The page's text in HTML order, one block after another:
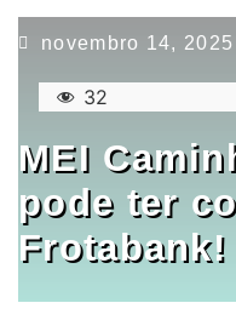
novembro 14, 2025
32
MEI
pode ter